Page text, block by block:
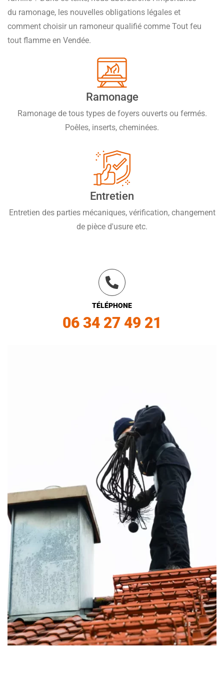
du ramonage, les nouvelles obligations légales et
comment choisir un ramoneur qualifié comme Tout feu
tout flamme en Vendée.
Ramonage
Ramonage de tous types de foyers ouverts ou fermés.
Poêles, inserts, cheminées.
Entretien
Entretien des parties mécaniques, vérification, changement
de pièce d'usure etc.
TÉLÉPHONE
06 34 27 49 21